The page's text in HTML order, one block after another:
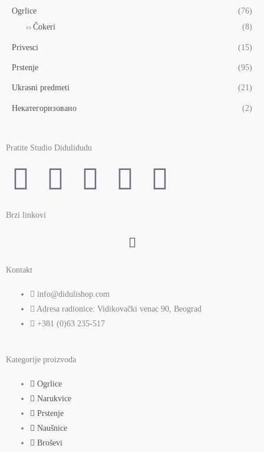
Ogrlice
(76)
Čokeri
(8)
Privesci (15)
Prstenje (95)
Ukrasni predmeti (21)
Некатегоризовано (2)
Pratite Studio Didulidudu
F
a
e
b
o
o
k
T
t
e
r
Y
u
b
I
s
a
P
e
Brzi linkovi
Menu
Kontakt
info@didulishop.com
Adresa radionice: Vidikovački venac 90, Beograd
+381 (0)63 235-517
Kategorije proizvoda
Ogrlice
Narukvice
Prstenje
Naušnice
Broševi